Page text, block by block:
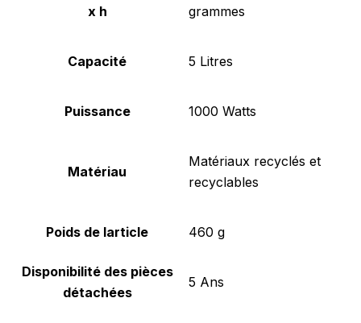
x h
grammes
Capacité ‎5 Litres
Puissance ‎1000 Watts
Matériau
‎Matériaux recyclés et
recyclables
Poids de larticle ‎460 g
Disponibilité des pièces
détachées
‎5 Ans